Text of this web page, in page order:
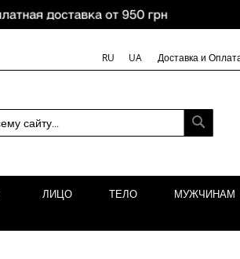
RU UA Доставка и
ЛИЦО ТЕЛО МУЖЧИНАМ